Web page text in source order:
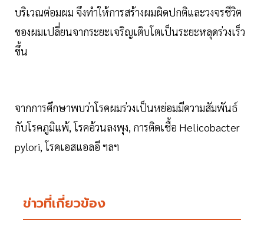
บริเวณต่อมผม จึงทำให้การสร้างผมผิดปกติและวงจรชีวิต
ของผมเปลี่ยนจากระยะเจริญเติบโตเป็นระยะหลุดร่วงเร็ว
ขึ้น
จากการศึกษาพบว่าโรคผมร่วงเป็นหย่อมมีความสัมพันธ์
กับโรคภูมิแพ้, โรคอ้วนลงพุง, การติดเชื้อ Helicobacter
pylori, โรคเอสแอลอี ฯลฯ
ข่าวที่เกี่ยวข้อง